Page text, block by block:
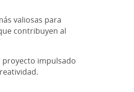
valiosas para
contribuyen al
proyecto impulsado